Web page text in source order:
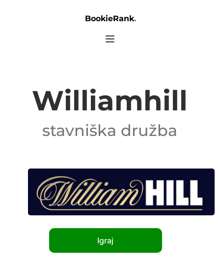
BookieRank.
Williamhill
stavniška družba
Igraj